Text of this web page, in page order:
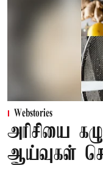
Webstories
அரிசியை
ஆய்வுகள்